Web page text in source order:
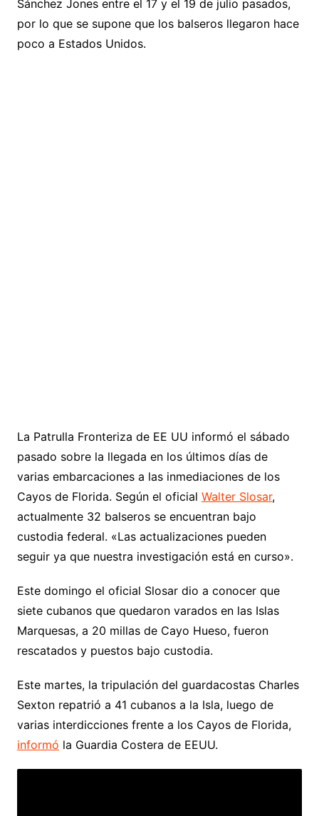
Sánchez Jones entre el 17 y el 19 de julio pasados,
por lo que se supone que los balseros llegaron hace
poco a Estados Unidos.
La Patrulla Fronteriza de EE UU informó el sábado
pasado sobre la llegada en los últimos días de
varias embarcaciones a las inmediaciones de los
Cayos de Florida. Según el oficial Walter Slosar,
actualmente 32 balseros se encuentran bajo
custodia federal. «Las actualizaciones pueden
seguir ya que nuestra investigación está en curso».
Este domingo el oficial Slosar dio a conocer que
siete cubanos que quedaron varados en las Islas
Marquesas, a 20 millas de Cayo Hueso, fueron
rescatados y puestos bajo custodia.
Este martes, la tripulación del guardacostas Charles
Sexton repatrió a 41 cubanos a la Isla, luego de
varias interdicciones frente a los Cayos de Florida,
informó la Guardia Costera de EEUU.